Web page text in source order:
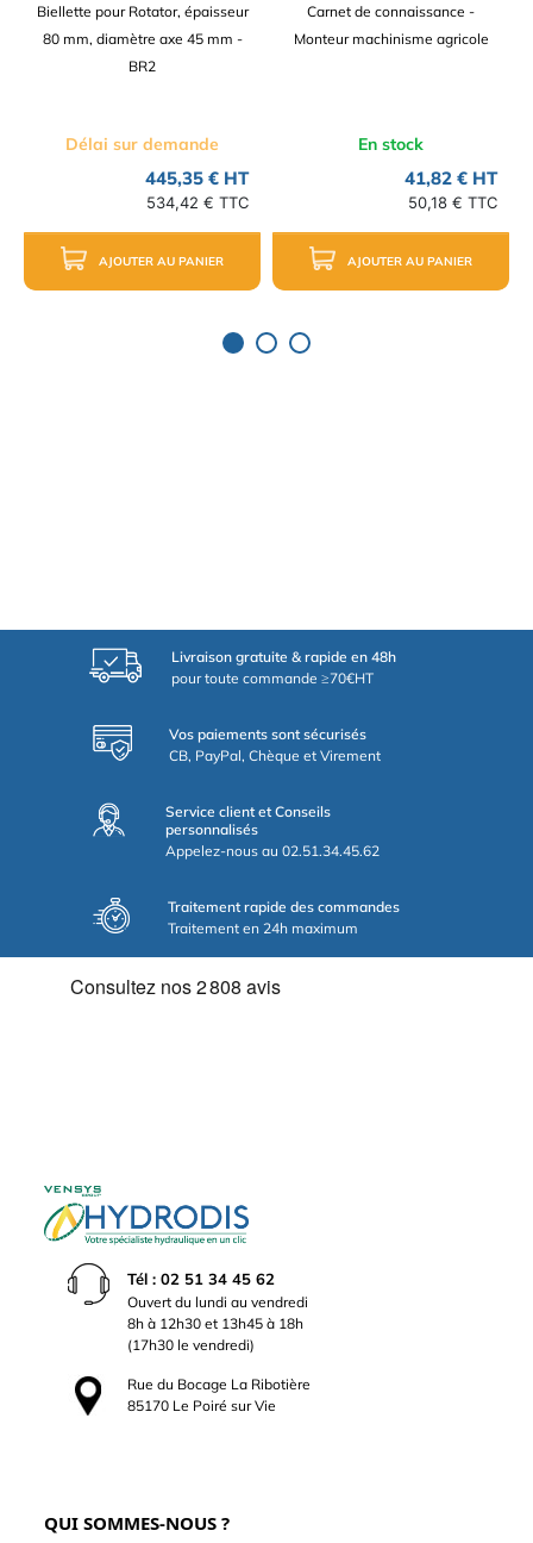
Biellette pour Rotator, épaisseur
80 mm, diamètre axe 45 mm -
BR2
Délai sur demande
445,35 € HT
534,42 € TTC
AJOUTER AU PANIER
Carnet de connaissance -
Monteur machinisme agricole
En stock
41,82 € HT
50,18 € TTC
AJOUTER AU PANIER
Livraison gratuite & rapide en 48h
pour toute commande ≥70€HT
Vos paiements sont sécurisés
CB, PayPal, Chèque et Virement
Service client et Conseils
personnalisés
Appelez-nous au 02.51.34.45.62
Traitement rapide des commandes
Traitement en 24h maximum
Tél : 02 51 34 45 62
Ouvert du lundi au vendredi
8h à 12h30 et 13h45 à 18h
(17h30 le vendredi)
Rue du Bocage La Ribotière
85170 Le Poiré sur Vie
QUI SOMMES-NOUS ?